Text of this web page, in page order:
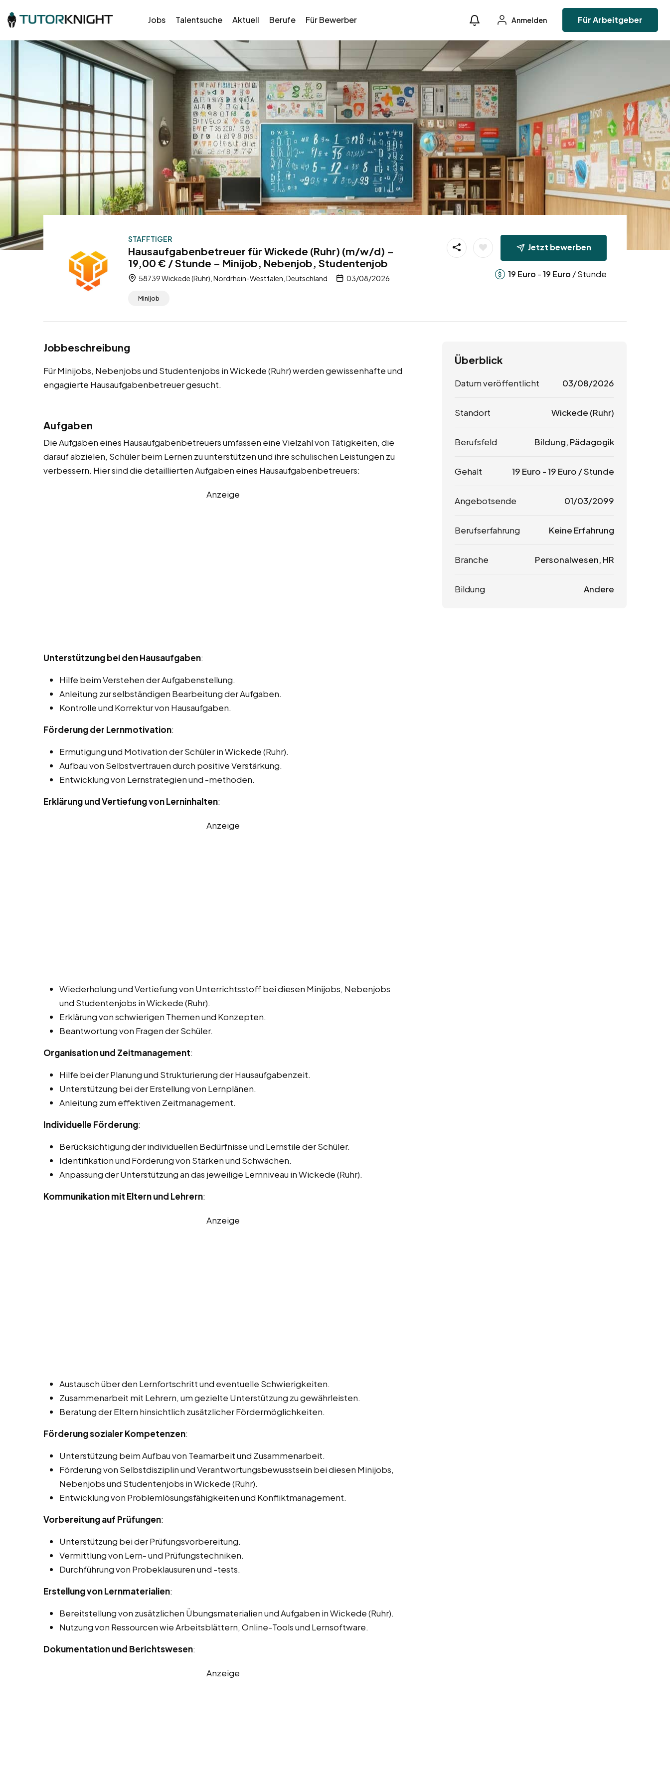
Jobs Talentsuche Aktuell Berufe Für Bewerber Anmelden Für Arbeitgeber
STAFFTIGER
Hausaufgabenbetreuer für Wickede (Ruhr) (m/w/d) –
19,00 € / Stunde – Minijob, Nebenjob, Studentenjob
58739 Wickede (Ruhr), Nordrhein-Westfalen, Deutschland 03/08/2026
Minijob
Jetzt bewerben
19 Euro -19 Euro / Stunde
Jobbeschreibung
Für Minijobs, Nebenjobs und Studentenjobs in Wickede (Ruhr) werden gewissenhafte und
engagierte Hausaufgabenbetreuer gesucht.
Aufgaben
Die Aufgaben eines Hausaufgabenbetreuers umfassen eine Vielzahl von Tätigkeiten, die
darauf abzielen, Schüler beim Lernen zu unterstützen und ihre schulischen Leistungen zu
verbessern. Hier sind die detaillierten Aufgaben eines Hausaufgabenbetreuers:
Anzeige
Unterstützung bei den Hausaufgaben:
Hilfe beim Verstehen der Aufgabenstellung.
Anleitung zur selbständigen Bearbeitung der Aufgaben.
Kontrolle und Korrektur von Hausaufgaben.
Förderung der Lernmotivation:
Ermutigung und Motivation der Schüler in Wickede (Ruhr).
Aufbau von Selbstvertrauen durch positive Verstärkung.
Entwicklung von Lernstrategien und -methoden.
Erklärung und Vertiefung von Lerninhalten:
Anzeige
Wiederholung und Vertiefung von Unterrichtsstoff bei diesen Minijobs, Nebenjobs
und Studentenjobs in Wickede (Ruhr).
Erklärung von schwierigen Themen und Konzepten.
Beantwortung von Fragen der Schüler.
Organisation und Zeitmanagement:
Hilfe bei der Planung und Strukturierung der Hausaufgabenzeit.
Unterstützung bei der Erstellung von Lernplänen.
Anleitung zum effektiven Zeitmanagement.
Individuelle Förderung:
Berücksichtigung der individuellen Bedürfnisse und Lernstile der Schüler.
Identifikation und Förderung von Stärken und Schwächen.
Anpassung der Unterstützung an das jeweilige Lernniveau in Wickede (Ruhr).
Kommunikation mit Eltern und Lehrern:
Anzeige
Austausch über den Lernfortschritt und eventuelle Schwierigkeiten.
Zusammenarbeit mit Lehrern, um gezielte Unterstützung zu gewährleisten.
Beratung der Eltern hinsichtlich zusätzlicher Fördermöglichkeiten.
Förderung sozialer Kompetenzen:
Unterstützung beim Aufbau von Teamarbeit und Zusammenarbeit.
Förderung von Selbstdisziplin und Verantwortungsbewusstsein bei diesen Minijobs,
Nebenjobs und Studentenjobs in Wickede (Ruhr).
Entwicklung von Problemlösungsfähigkeiten und Konfliktmanagement.
Vorbereitung auf Prüfungen:
Unterstützung bei der Prüfungsvorbereitung.
Vermittlung von Lern- und Prüfungstechniken.
Durchführung von Probeklausuren und -tests.
Erstellung von Lernmaterialien:
Bereitstellung von zusätzlichen Übungsmaterialien und Aufgaben in Wickede (Ruhr).
Nutzung von Ressourcen wie Arbeitsblättern, Online-Tools und Lernsoftware.
Dokumentation und Berichtswesen:
Anzeige
Überblick
Datum veröffentlicht 03/08/2026
Standort Wickede (Ruhr)
Berufsfeld Bildung, Pädagogik
Gehalt 19 Euro -19 Euro / Stunde
Angebotsende 01/03/2099
Berufserfahrung Keine Erfahrung
Branche Personalwesen, HR
Bildung Andere